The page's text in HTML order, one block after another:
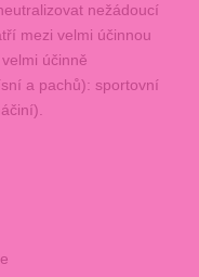
nežádoucí
mezi velmi účinnou
účinně
a pachů): sportovní